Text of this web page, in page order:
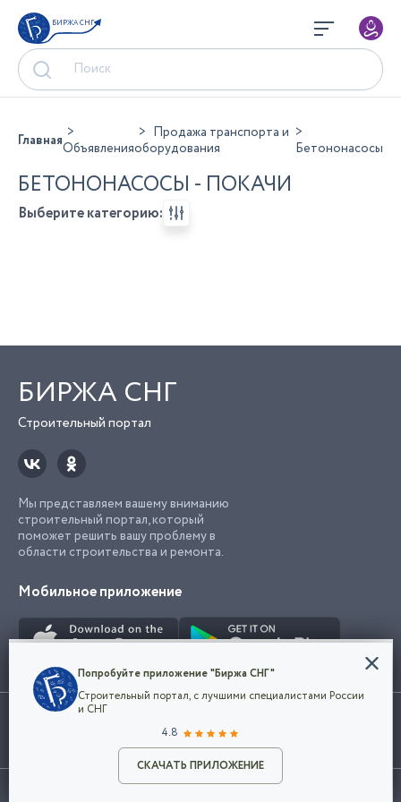
БИРЖА СНГ
Разместить объявление
ГлавнаяОбъявления
Продажа транспорта и
оборудования
Бетононасосы
БЕТОНОНАСОСЫ - ПОКАЧИ
Выберите категорию:
БИРЖА СНГ
Строительный портал
Мы представляем вашему вниманию
строительный портал, который
поможет решить вашу проблему в
области строительства и ремонта.
Мобильное приложение
Использование сайта, в том числе подача объявлений, означает
марки представленные на сайте являются собственностью их
©2026Биржа СНГ
Конфиденциальность
Мы используем файлы cookie, чтобы сделать
наш сайт удобным для каждого
Политикой конфиденциальности компании
и принимаете условия использования cookie.
Попробуйте приложение "Биржа СНГ"
Строительный портал, с лучшими специалистами России
и СНГ
4.8
СКАЧАТЬ ПРИЛОЖЕНИЕ